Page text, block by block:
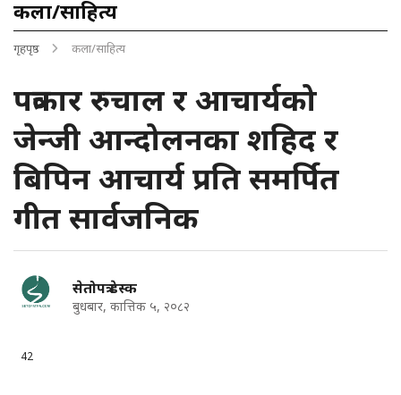
कला/साहित्य
गृहपृष्ठ कला/साहित्य
पत्रकार रुचाल र आचार्यको
जेन्जी आन्दोलनका शहिद र
बिपिन आचार्य प्रति समर्पित
गीत सार्वजनिक
सेतोपत्र डेस्क
बुधबार, कात्तिक ५, २०८२
42